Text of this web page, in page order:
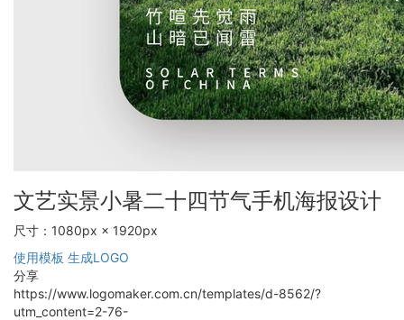
文艺实景小暑二十四节气手机海报设计
尺寸：1080px × 1920px
使用模板 生成LOGO
分享
https://www.logomaker.com.cn/templates/d-8562/?
utm_content=2-76-